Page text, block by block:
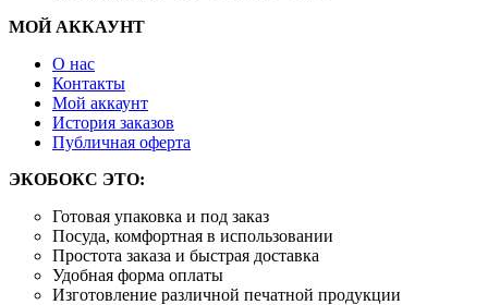
МОЙ АККАУНТ
О нас
Контакты
Mой аккаунт
История заказов
Публичная оферта
ЭКОБОКС ЭТО:
Готовая упаковка и под заказ
Посуда, комфортная в использовании
Простота заказа и быстрая доставка
Удобная форма оплаты
Изготовление различной печатной продукции